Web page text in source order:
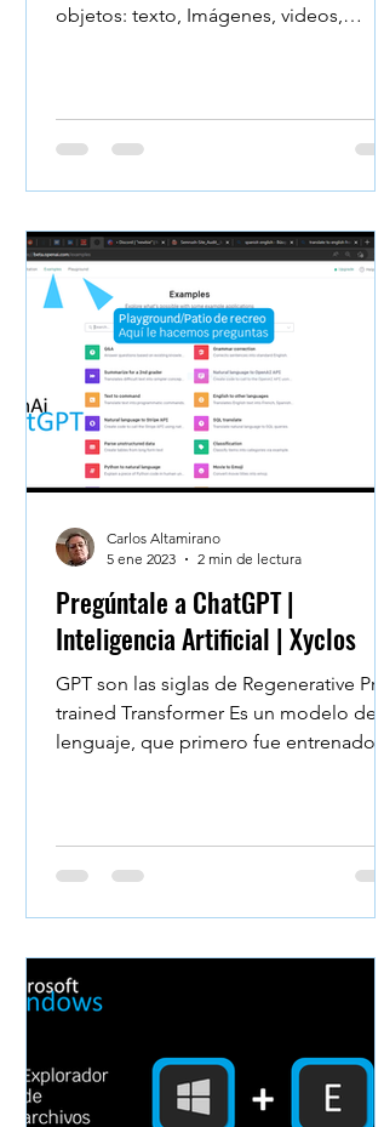
objetos: texto, Imágenes, videos,
Pregúntale a ChatGPT |
Inteligencia Artificial | Xyclos
GPT son las siglas de Regenerative Pre-
trained Transformer Es un modelo de
lenguaje, que primero fue entrenado a
Carlos Altamirano
5 ene 2023
2 min de lectura